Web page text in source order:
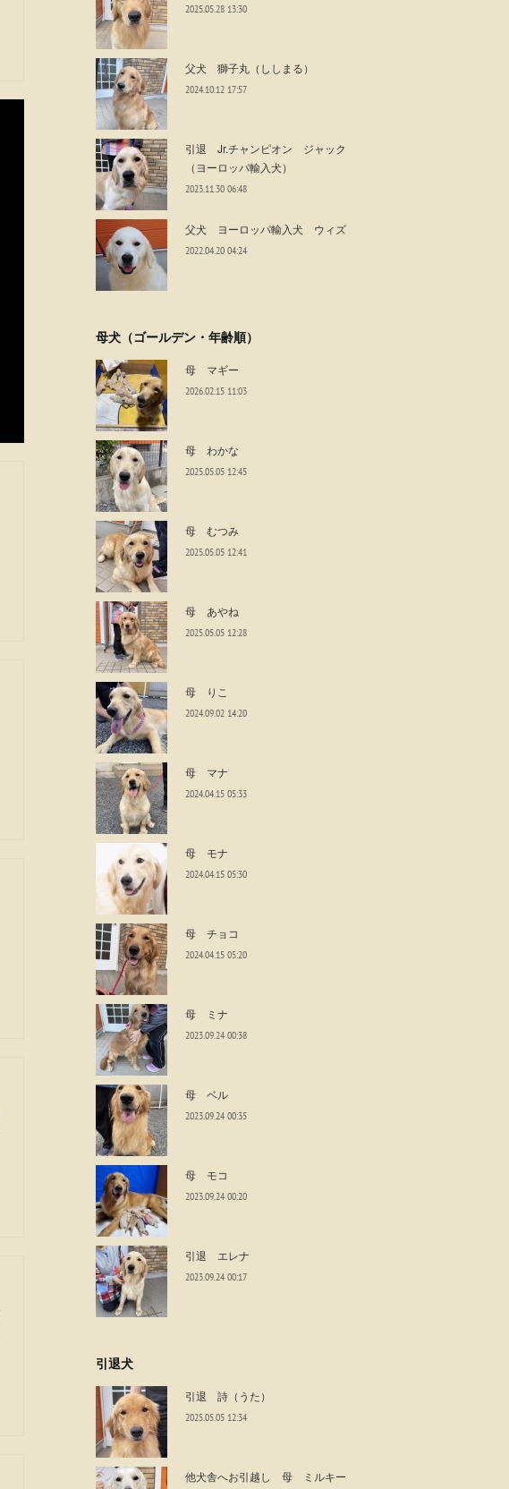
2025.05.28 13:30
父犬 獅子丸（ししまる）
2024.10.12 17:57
引退 Jr.チャンピオン ジャック
（ヨーロッパ輸入犬）
2023.11.30 06:48
父犬 ヨーロッパ輸入犬 ウィズ
2022.04.20 04:24
母犬（ゴールデン・年齢順）
母 マギー
2026.02.15 11:03
母 わかな
2025.05.05 12:45
母 むつみ
2025.05.05 12:41
母 あやね
2025.05.05 12:28
母 りこ
2024.09.02 14:20
母 マナ
2024.04.15 05:33
母 モナ
2024.04.15 05:30
母 チョコ
2024.04.15 05:20
母 ミナ
2023.09.24 00:38
母 ベル
2023.09.24 00:35
母 モコ
2023.09.24 00:20
引退 エレナ
2023.09.24 00:17
引退犬
引退 詩（うた）
2025.05.05 12:34
他犬舎へお引越し 母 ミルキー